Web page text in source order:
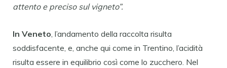
attento e preciso sul vigneto”.
In Veneto, l’andamento della raccolta risulta
soddisfacente, e, anche qui come in Trentino, l’acidità
risulta essere in equilibrio così come lo zucchero. Nel